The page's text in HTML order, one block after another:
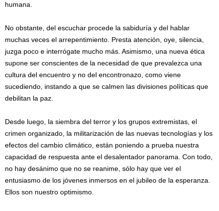
humana.
No obstante, del escuchar procede la sabiduría y del hablar
muchas veces el arrepentimiento. Presta atención, oye, silencia,
juzga poco e interrógate mucho más. Asimismo, una nueva ética
supone ser conscientes de la necesidad de que prevalezca una
cultura del encuentro y no del encontronazo, como viene
sucediendo, instando a que se calmen las divisiones políticas que
debilitan la paz.
Desde luego, la siembra del terror y los grupos extremistas, el
crimen organizado, la militarización de las nuevas tecnologías y los
efectos del cambio climático, están poniendo a prueba nuestra
capacidad de respuesta ante el desalentador panorama. Con todo,
no hay desánimo que no se reanime, sólo hay que ver el
entusiasmo de los jóvenes inmersos en el jubileo de la esperanza.
Ellos son nuestro optimismo.